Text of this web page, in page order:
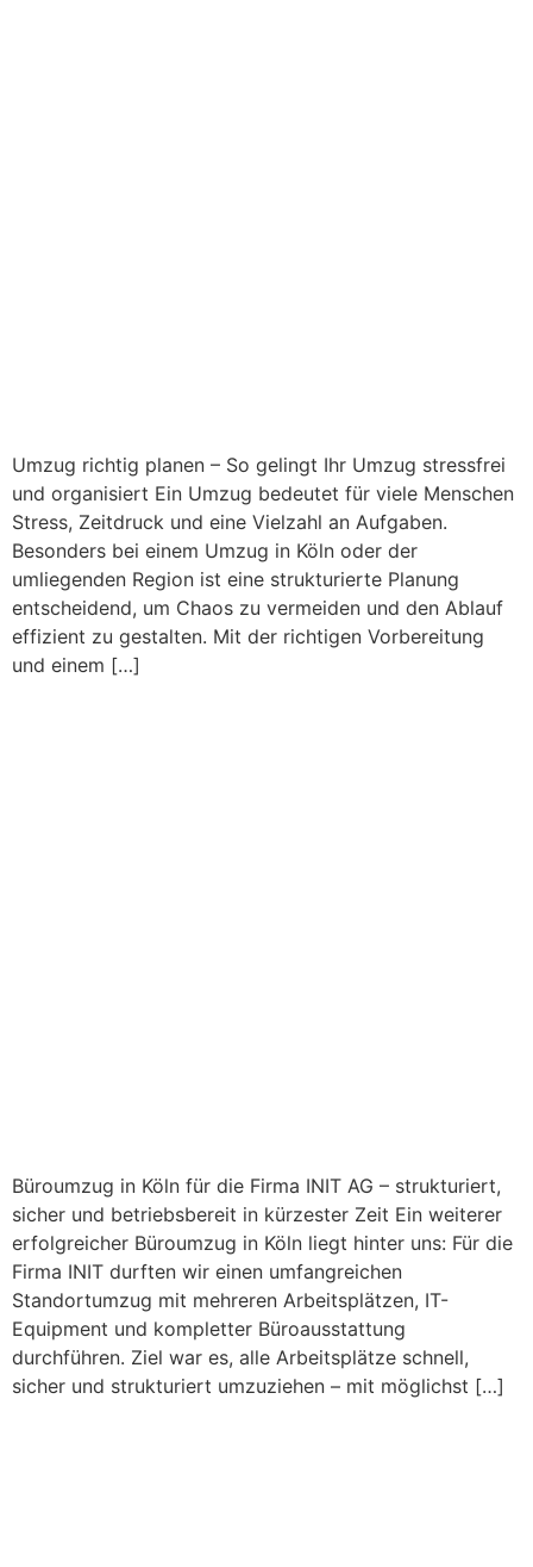
Umzug richtig planen – So gelingt Ihr Umzug stressfrei
und organisiert Ein Umzug bedeutet für viele Menschen
Stress, Zeitdruck und eine Vielzahl an Aufgaben.
Besonders bei einem Umzug in Köln oder der
umliegenden Region ist eine strukturierte Planung
entscheidend, um Chaos zu vermeiden und den Ablauf
effizient zu gestalten. Mit der richtigen Vorbereitung
und einem […]
Büroumzug in Köln für die Firma INIT AG – strukturiert,
sicher und betriebsbereit in kürzester Zeit Ein weiterer
erfolgreicher Büroumzug in Köln liegt hinter uns: Für die
Firma INIT durften wir einen umfangreichen
Standortumzug mit mehreren Arbeitsplätzen, IT-
Equipment und kompletter Büroausstattung
durchführen. Ziel war es, alle Arbeitsplätze schnell,
sicher und strukturiert umzuziehen – mit möglichst […]